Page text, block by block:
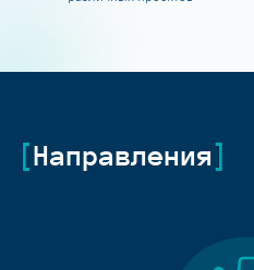
Направления